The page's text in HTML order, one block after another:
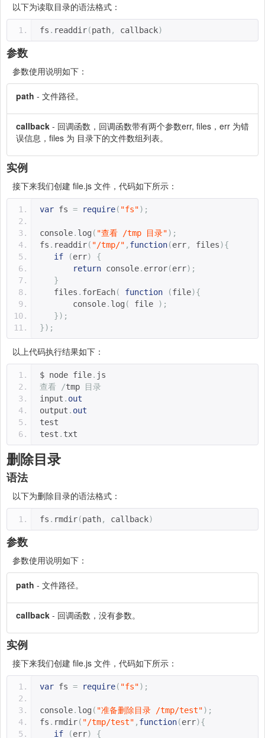
以下为读取目录的语法格式：
fs . readdir(path, callback)
参数
参数使用说明如下：
path - 文件路径。
callback - 回调函数，回调函数带有两个参数err, files，err 为错
误信息，files 为 目录下的文件数组列表。
实例
接下来我们创建 file.js 文件，代码如下所示：
var fs = require( "fs");
console. log ( "查看 /tmp 目录");
fs . readdir( "/tmp/" , function(err, files){
if
(err)
{
return console. error(err);
}
   files
. forEach( function (file){
       console
. log ( file
);
});
});
以上代码执行结果如下：
$ node file. js
查看
/tmp
目录
input . out
output . out
test
test . txt
删除目录
语法
以下为删除目录的语法格式：
fs . rmdir(path, callback)
参数
参数使用说明如下：
path - 文件路径。
callback - 回调函数，没有参数。
实例
接下来我们创建 file.js 文件，代码如下所示：
var fs = require( "fs");
console. log ( "准备删除目录 /tmp/test");
fs . rmdir( "/tmp/test" , function(err){
if
(err)
{